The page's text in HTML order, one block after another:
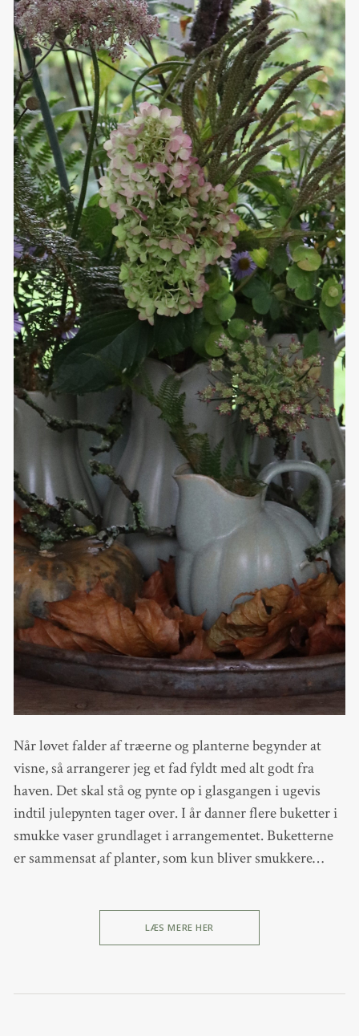
Når løvet falder af træerne og planterne begynder at
visne, så arrangerer jeg et fad fyldt med alt godt fra
haven. Det skal stå og pynte op i glasgangen i ugevis
indtil julepynten tager over. I år danner flere buketter i
smukke vaser grundlaget i arrangementet. Buketterne
er sammensat af planter, som kun bliver smukkere…
LÆS MERE HER